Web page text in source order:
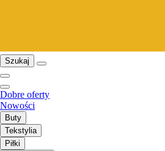
Szukaj
Dobre oferty
Nowości
Buty
Tekstylia
Piłki